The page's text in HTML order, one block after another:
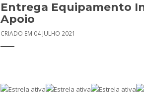
Entrega Equipamento
Apoio
CRIADO EM 04 JULHO 2021